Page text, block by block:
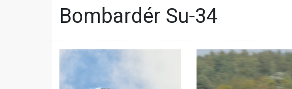
bombardér Su-34